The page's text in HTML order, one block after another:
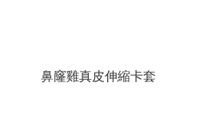
鼻窿雞真皮伸縮卡套